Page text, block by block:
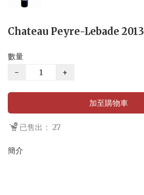
Chateau Peyre-Lebade 2013
數量
−
+
加至購物車
已售出： 27
簡介